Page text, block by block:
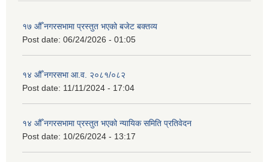
१७ औँ नगरसभामा प्रस्तुत भएको बजेट बक्तव्य
Post date: 06/24/2026 - 01:05
१४ औँ नगरसभा आ.व. २०८१/०८२
Post date: 11/11/2024 - 17:04
१४ औँ नगरसभामा प्रस्तुत भएको न्यायिक समिति प्रतिवेदन
Post date: 10/26/2024 - 13:17